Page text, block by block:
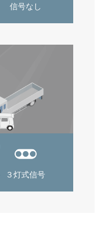
信号なし
３灯式信号